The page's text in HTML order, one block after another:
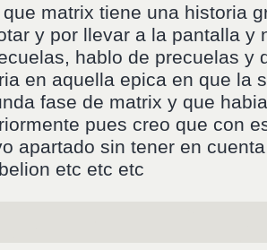
que matrix tiene una historia
y por llevar a la pantalla y
hablo de precuelas y
en aquella epica en que la
fase de matrix y que
pues creo que con
apartado sin tener en
etc etc etc